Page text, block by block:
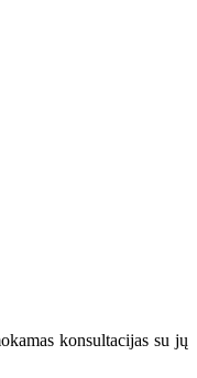
konsultacijas su jų